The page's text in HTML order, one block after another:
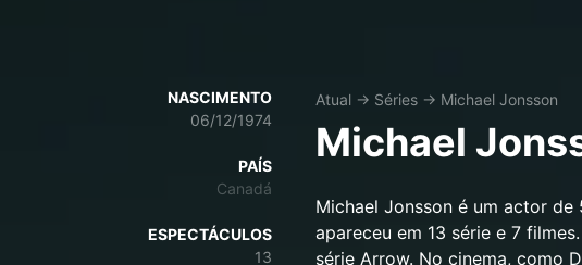
NASCIMENTO
06/12/1974
PAÍS
Canadá
ESPECTÁCULOS
13
Atual → Séries → Michael Jonsson
Michael
Michael Jonsson é um actor de
apareceu em 13 série e 7
série Arrow. No cinema, como